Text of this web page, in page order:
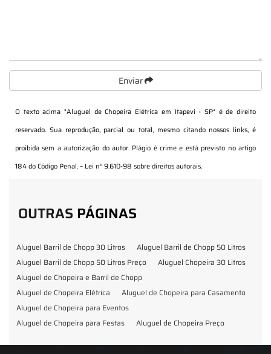
Enviar
O texto acima "Aluguel de Chopeira Elétrica em Itapevi - SP" é de direito
reservado. Sua reprodução, parcial ou total, mesmo citando nossos links, é
proibida sem a autorização do autor. Plágio é crime e está previsto no artigo
184 do Código Penal. – Lei n° 9.610-98 sobre direitos autorais.
OUTRAS PÁGINAS
Aluguel Barril de Chopp 30 Litros
Aluguel Barril de Chopp 50 Litros
Aluguel Barril de Chopp 50 Litros Preço
Aluguel Chopeira 30 Litros
Aluguel de Chopeira e Barril de Chopp
Aluguel de Chopeira Elétrica
Aluguel de Chopeira para Casamento
Aluguel de Chopeira para Eventos
Aluguel de Chopeira para Festas
Aluguel de Chopeira Preço